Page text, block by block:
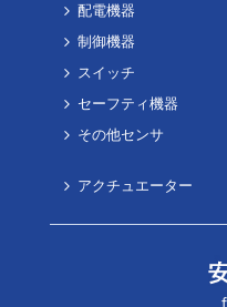
配電機器
制御機器
スイッチ
セーフティ機器
その他センサ
アクチュエーター